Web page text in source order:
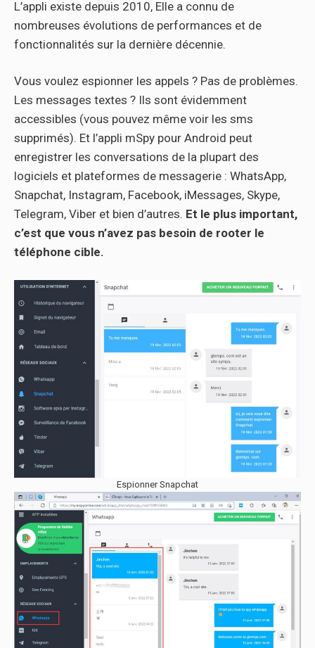
L’appli existe depuis 2010, Elle a connu de
nombreuses évolutions de performances et de
fonctionnalités sur la dernière décennie.
Vous voulez espionner les appels ? Pas de problèmes.
Les messages textes ? Ils sont évidemment
accessibles (vous pouvez même voir les sms
supprimés). Et l’appli mSpy pour Android peut
enregistrer les conversations de la plupart des
logiciels et plateformes de messagerie : WhatsApp,
Snapchat, Instagram, Facebook, iMessages, Skype,
Telegram, Viber et bien d’autres. Et le plus important,
c’est que vous n’avez pas besoin de rooter le
téléphone cible.
Espionner Snapchat